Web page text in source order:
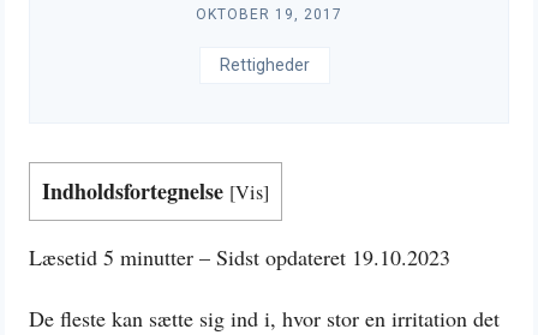
OKTOBER 19, 2017
Rettigheder
Indholdsfortegnelse [Vis]
Læsetid 5 minutter – Sidst opdateret 19.10.2023
De fleste kan sætte sig ind i, hvor stor en irritation det